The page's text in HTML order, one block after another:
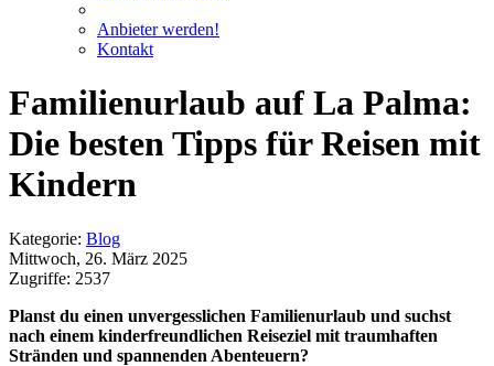
Anbieter werden!
Kontakt
Familienurlaub auf La Palma:
Die besten Tipps für Reisen mit
Kindern
Kategorie: Blog
Mittwoch, 26. März 2025
Zugriffe: 2537
Planst du einen unvergesslichen Familienurlaub und suchst
nach einem kinderfreundlichen Reiseziel mit traumhaften
Stränden und spannenden Abenteuern?